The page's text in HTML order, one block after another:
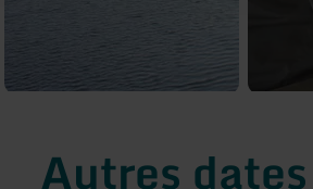
Autres dates